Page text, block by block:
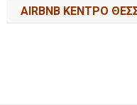
AIRBNB ΚΕΝΤΡΟ